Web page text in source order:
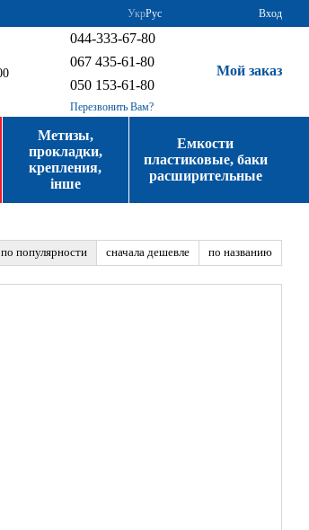
УкрРус Вход
044-333-67-80
067 435-61-80
050 153-61-80
Перезвонить Вам?
Мой заказ
Метизы,
прокладки,
крепления,
інше
Емкости
пластиковые, баки
расширительные
по популярности сначала дешевле по названию